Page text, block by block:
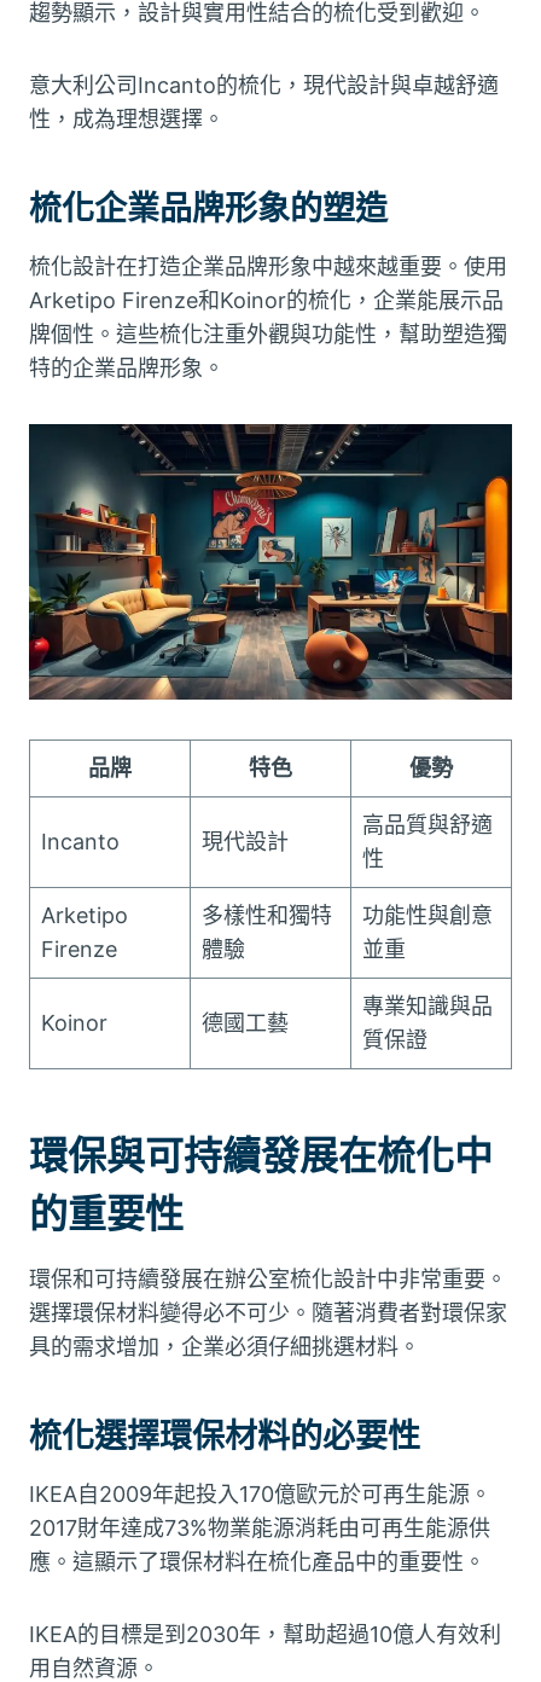
趨勢顯示，設計與實用性結合的梳化受到歡迎。
意大利公司Incanto的梳化，現代設計與卓越舒適
性，成為理想選擇。
梳化企業品牌形象的塑造
梳化設計在打造企業品牌形象中越來越重要。使用
Arketipo Firenze和Koinor的梳化，企業能展示品
牌個性。這些梳化注重外觀與功能性，幫助塑造獨
特的企業品牌形象。
品牌 特色 優勢
Incanto 現代設計
高品質與舒適
性
Arketipo
Firenze
多樣性和獨特
體驗
功能性與創意
並重
Koinor 德國工藝
專業知識與品
質保證
環保與可持續發展在梳化中
的重要性
環保和可持續發展在辦公室梳化設計中非常重要。
選擇環保材料變得必不可少。隨著消費者對環保家
具的需求增加，企業必須仔細挑選材料。
梳化選擇環保材料的必要性
IKEA自2009年起投入170億歐元於可再生能源。
2017財年達成73%物業能源消耗由可再生能源供
應。這顯示了環保材料在梳化產品中的重要性。
IKEA的目標是到2030年，幫助超過10億人有效利
用自然資源。